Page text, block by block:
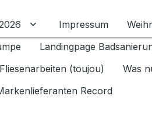
umschalten
Untermenü für
Impressum
Landingpage
Fliesenarbeiten (toujou) Was
Record